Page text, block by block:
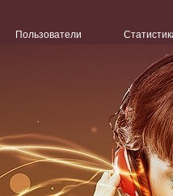
Пользователи